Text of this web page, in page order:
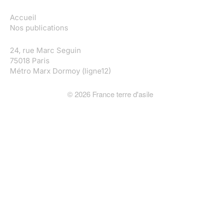
Accueil
Nos publications
24, rue Marc Seguin
75018 Paris
Métro Marx Dormoy (ligne12)
© 2026France terre d'asile